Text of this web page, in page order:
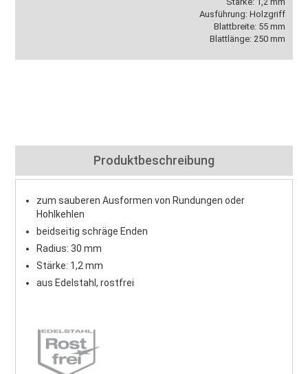
Ausführung: Holzgriff
Blattbreite: 55 mm
Blattlänge: 250 mm
Produktbeschreibung
zum sauberen Ausformen von Rundungen oder
Hohlkehlen
beidseitig schräge Enden
Radius: 30 mm
Stärke: 1,2 mm
aus Edelstahl, rostfrei